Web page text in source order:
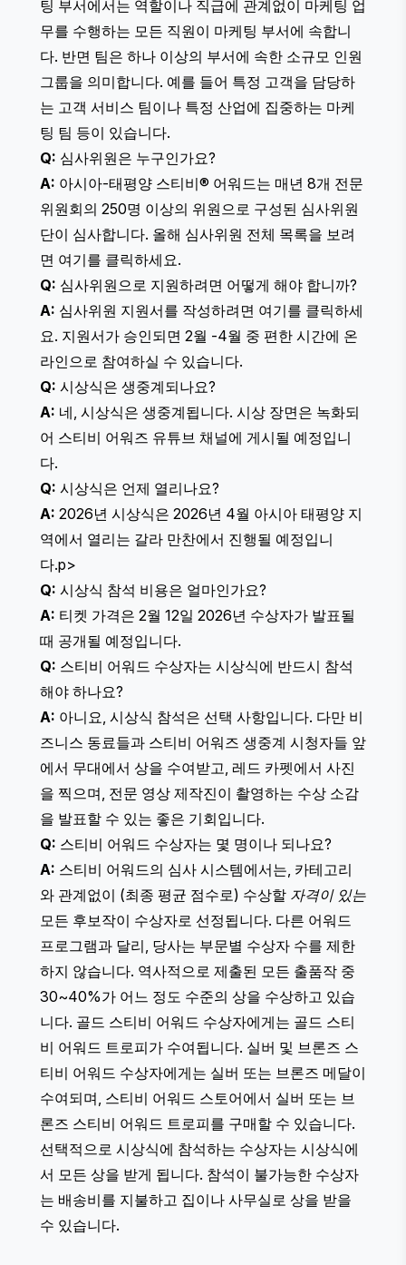
팅 부서에서는 역할이나 직급에 관계없이 마케팅 업
무를 수행하는 모든 직원이 마케팅 부서에 속합니
다. 반면 팀은 하나 이상의 부서에 속한 소규모 인원
그룹을 의미합니다. 예를 들어 특정 고객을 담당하
는 고객 서비스 팀이나 특정 산업에 집중하는 마케
팅 팀 등이 있습니다.
Q: 심사위원은 누구인가요?
A: 아시아-태평양 스티비® 어워드는 매년 8개 전문
위원회의 250명 이상의 위원으로 구성된 심사위원
단이 심사합니다. 올해 심사위원 전체 목록을 보려
면 여기를 클릭하세요.
Q: 심사위원으로 지원하려면 어떻게 해야 합니까?
A: 심사위원 지원서를 작성하려면 여기를 클릭하세
요. 지원서가 승인되면 2월 -4월 중 편한 시간에 온
라인으로 참여하실 수 있습니다.
Q: 시상식은 생중계되나요?
A: 네, 시상식은 생중계됩니다. 시상 장면은 녹화되
어 스티비 어워즈 유튜브 채널에 게시될 예정입니
다.
Q: 시상식은 언제 열리나요?
A: 2026년 시상식은 2026년 4월 아시아 태평양 지
역에서 열리는 갈라 만찬에서 진행될 예정입니
다.p>
Q: 시상식 참석 비용은 얼마인가요?
A: 티켓 가격은 2월 12일 2026년 수상자가 발표될
때 공개될 예정입니다.
Q: 스티비 어워드 수상자는 시상식에 반드시 참석
해야 하나요?
A: 아니요, 시상식 참석은 선택 사항입니다. 다만 비
즈니스 동료들과 스티비 어워즈 생중계 시청자들 앞
에서 무대에서 상을 수여받고, 레드 카펫에서 사진
을 찍으며, 전문 영상 제작진이 촬영하는 수상 소감
을 발표할 수 있는 좋은 기회입니다.
Q: 스티비 어워드 수상자는 몇 명이나 되나요?
A: 스티비 어워드의 심사 시스템에서는, 카테고리
와 관계없이 (최종 평균 점수로) 수상할 자격이 있는
모든 후보작이 수상자로 선정됩니다. 다른 어워드
프로그램과 달리, 당사는 부문별 수상자 수를 제한
하지 않습니다. 역사적으로 제출된 모든 출품작 중
30~40%가 어느 정도 수준의 상을 수상하고 있습
니다. 골드 스티비 어워드 수상자에게는 골드 스티
비 어워드 트로피가 수여됩니다. 실버 및 브론즈 스
티비 어워드 수상자에게는 실버 또는 브론즈 메달이
수여되며, 스티비 어워드 스토어에서 실버 또는 브
론즈 스티비 어워드 트로피를 구매할 수 있습니다.
선택적으로 시상식에 참석하는 수상자는 시상식에
서 모든 상을 받게 됩니다. 참석이 불가능한 수상자
는 배송비를 지불하고 집이나 사무실로 상을 받을
수 있습니다.